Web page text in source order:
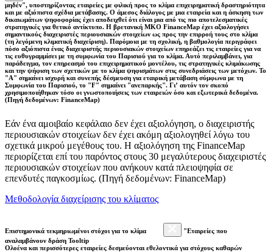
μηδέν", υποστηρίζοντας εταιρείες με φιλική προς το κλίμα επιχειρηματική δραστηριότητα
και με αξιόπιστα σχέδια μετάβασης. Ο άμεσος διάλογος με μια εταιρεία και η άσκηση των
δικαιωμάτων ψηφοφορίας έχει αποδειχθεί ότι είναι μια από τις πιο αποτελεσματικές
στρατηγικές για θετικό αντίκτυπο. Η βρετανική ΜΚΟ FinanceMap έχει αξιολογήσει
σημαντικούς διαχειριστές περιουσιακών στοιχείων ως προς την επιρροή τους στο κλίμα
(τη λεγόμενη κλιματική διαχείριση). Παρόμοια με τη σχολική, η βαθμολογία περιγράφει
πόσο αξιόπιστα ένας διαχειριστής περιουσιακών στοιχείων επηρεάζει τις εταιρείες για να
τις ευθυγραμμίσει με τη συμφωνία του Παρισιού για το κλίμα. Αυτό περιλαμβάνει, για
παράδειγμα, τον επηρεασμό του επιχειρηματικού μοντέλου, τις στρατηγικές κλιμάκωσης
και την ψήφιση των σχετικών με το κλίμα ψηφισμάτων στις συνεδριάσεις των μετόχων. Το
"Α" σημαίνει ισχυρή και συνεπής δέσμευση για εταιρική μετάβαση σύμφωνα με τη
Συμφωνία του Παρισιού, το "F" σημαίνει "ανεπαρκής". Γι’ αυτόν τον σκοπό
χρησιμοποιήθηκαν τόσο οι γνωστοποιήσεις των εταιρειών όσο και εξωτερικά δεδομένα.
(Πηγή δεδομένων: FinanceMap)
Εάν ένα αμοιβαίο κεφάλαιο δεν έχει αξιολόγηση, ο διαχειριστής
περιουσιακών στοιχείων δεν έχει ακόμη αξιολογηθεί λόγω του
σχετικά μικρού μεγέθους του. Η αξιολόγηση της FinanceMap
περιορίζεται επί του παρόντος στους 30 μεγαλύτερους διαχειριστές
περιουσιακών στοιχείων που ανήκουν κατά πλειοψηφία σε
επενδυτές παγκοσμίως. (Πηγή δεδομένων: FinanceMap)
Μεθοδολογία διαχείρισης του κλίματος
Επιστημονικά τεκμηριωμένοι στόχοι για το κλίμα
"Εταιρείες που
αναλαμβάνουν δράση Tooltip
Ολοένα και περισσότερες εταιρείες δεσμεύονται εθελοντικά για στόχους καθαρών